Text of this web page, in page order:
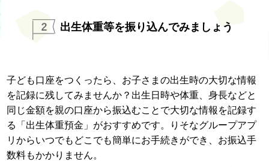
出生体重等を振り込んでみましょう
子ども口座をつくったら、お子さまの出生時の大切な情報
を記録に残してみませんか？出生日時や体重、身長などと
同じ金額を親の口座から振込むことで大切な情報を記録す
る「出生体重預金」がおすすめです。りそなグループアプ
リからいつでもどこでも簡単にお手続きができ、お振込手
数料もかかりません。